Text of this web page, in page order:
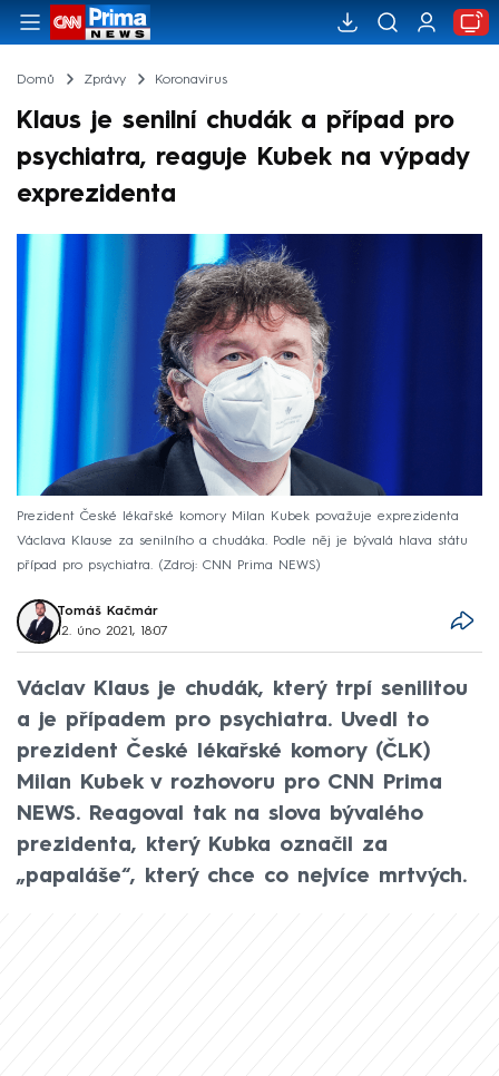
Domů Zprávy Koronavirus
Klaus je senilní chudák a případ pro
psychiatra, reaguje Kubek na výpady
exprezidenta
Prezident České lékařské komory Milan Kubek považuje exprezidenta
Václava Klause za senilního a chudáka. Podle něj je bývalá hlava státu
případ pro psychiatra.
Zdroj: CNN Prima NEWS
Tomáš Kačmár
12. úno 2021, 18:07
Václav Klaus je chudák, který trpí senilitou
a je případem pro psychiatra. Uvedl to
prezident České lékařské komory (ČLK)
Milan Kubek v rozhovoru pro CNN Prima
NEWS. Reagoval tak na slova bývalého
prezidenta, který Kubka označil za
„papaláše“, který chce co nejvíce mrtvých.